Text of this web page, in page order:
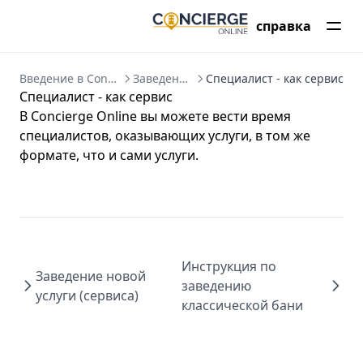
справка
Отключение услуги из шахматки
Введение в Concierge CRM Заведение услуг Специалист - как сервис
Специалист - как сервис
В Concierge Online вы можете вести время
специалистов, оказывающих услуги, в том же
формате, что и сами услуги.
Заведение новой
услуги (сервиса)
Инструкция по
заведению
классической бани